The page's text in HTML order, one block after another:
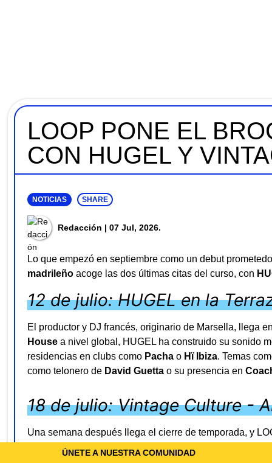
ÚNETE A NUESTRA COMUNIDAD
LOOP PONE EL
CON HUGEL Y
NOTICIAS SHARE
Redacción | 07 Jul, 2026.
Lo que empezó en septiembre como un debut
madrileño acoge las dos últimas citas del curso, con
12 de julio: HUGEL en la
El productor y DJ francés, originario de Marsella, llega
House a nivel global, HUGEL ha construido su sonido
residencias en clubs como Pacha o Hï Ibiza. Temas
como telonero de David Guetta o su presencia en
18 de julio: Vintage Culture -
Una semana después llega el cierre de temporada, y
un formato